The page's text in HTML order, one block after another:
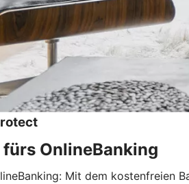
OnlineBanking
Mit dem kostenfreien